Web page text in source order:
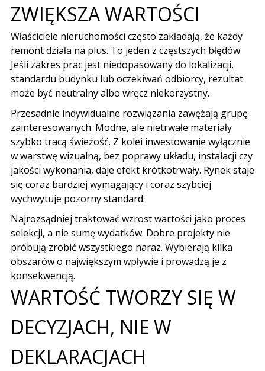
ZWIĘKSZA WARTOŚCI
Właściciele nieruchomości często zakładają, że każdy
remont działa na plus. To jeden z częstszych błędów.
Jeśli zakres prac jest niedopasowany do lokalizacji,
standardu budynku lub oczekiwań odbiorcy, rezultat
może być neutralny albo wręcz niekorzystny.
Przesadnie indywidualne rozwiązania zawężają grupę
zainteresowanych. Modne, ale nietrwałe materiały
szybko tracą świeżość. Z kolei inwestowanie wyłącznie
w warstwę wizualną, bez poprawy układu, instalacji czy
jakości wykonania, daje efekt krótkotrwały. Rynek staje
się coraz bardziej wymagający i coraz szybciej
wychwytuje pozorny standard.
Najrozsądniej traktować wzrost wartości jako proces
selekcji, a nie sumę wydatków. Dobre projekty nie
próbują zrobić wszystkiego naraz. Wybierają kilka
obszarów o największym wpływie i prowadzą je z
konsekwencją.
WARTOŚĆ TWORZY SIĘ W
DECYZJACH, NIE W
DEKLARACJACH